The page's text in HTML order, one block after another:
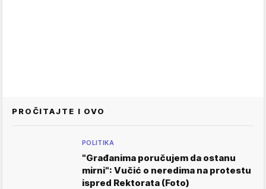
PROČITAJTE I OVO
POLITIKA
"Građanima poručujem da ostanu
mirni": Vučić o neredima na protestu
ispred Rektorata (Foto)